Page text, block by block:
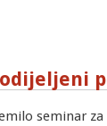
seminar